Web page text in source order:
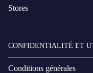
Stores
CONFIDENTIALITÉ ET
Conditions générales